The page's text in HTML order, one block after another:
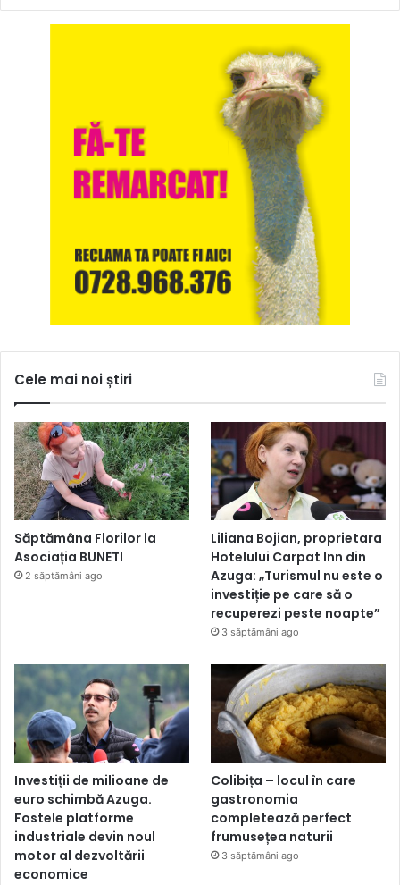
Cele mai noi știri
Săptămâna Florilor la
Asociația BUNETI
2 săptămâni ago
Liliana Bojian, proprietara
Hotelului Carpat Inn din
Azuga: „Turismul nu este o
investiție pe care să o
recuperezi peste noapte”
3 săptămâni ago
Investiții de milioane de
euro schimbă Azuga.
Fostele platforme
industriale devin noul
motor al dezvoltării
economice
Colibița – locul în care
gastronomia
completează perfect
frumusețea naturii
3 săptămâni ago